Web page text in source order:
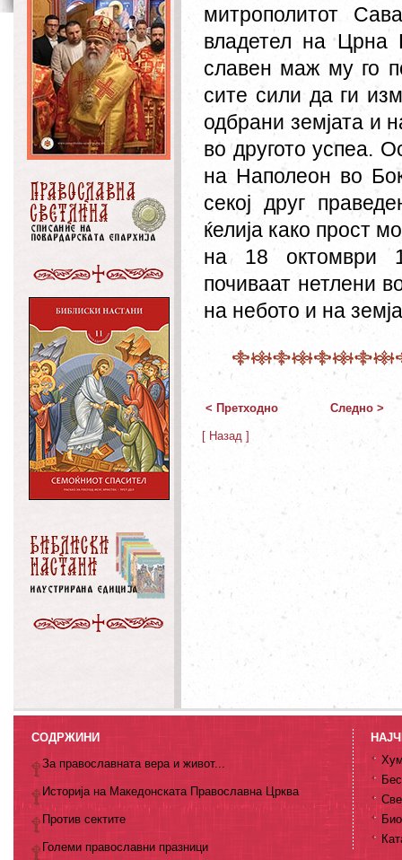
митрополитот
владетел на Црна
славен маж му го
сите сили да ги
одбрани земјата и
во другото успеа.
на Наполеон во
секој друг
ќелија како прост
на 18 октомври
почиваат нетлени
на небото и на
< Претходно Следно >
[ Назад ]
СОДРЖИНИ
За православната вера и живот...
Историја на Македонската Православна Црква
Против сектите
Големи православни празници